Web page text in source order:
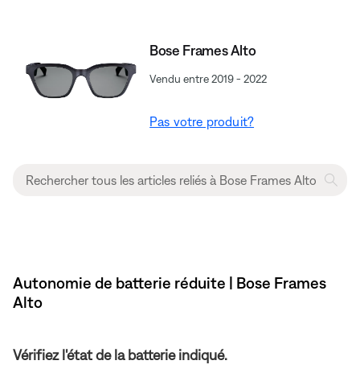
Bose Frames Alto
Vendu entre 2019 - 2022
Pas votre produit?
Autonomie de batterie réduite | Bose Frames
Alto
Vérifiez l'état de la batterie indiqué.